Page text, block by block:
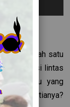
salah satu
relokasi lintas
era baru yang
setianya?